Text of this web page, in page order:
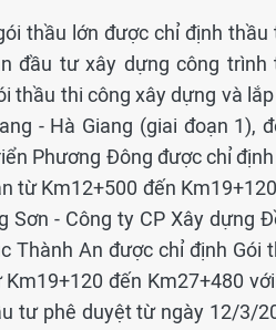
thầu lớn được chỉ định thầu
đầu tư xây dựng công trình
thầu thi công xây dựng và
- Hà Giang (giai đoạn 1),
Phương Đông được chỉ định
từ Km12+500 đến
Sơn - Công ty CP Xây dựng
Thành An được chỉ định Gói
đến Km27+480
tư phê duyệt từ ngày 12/3/